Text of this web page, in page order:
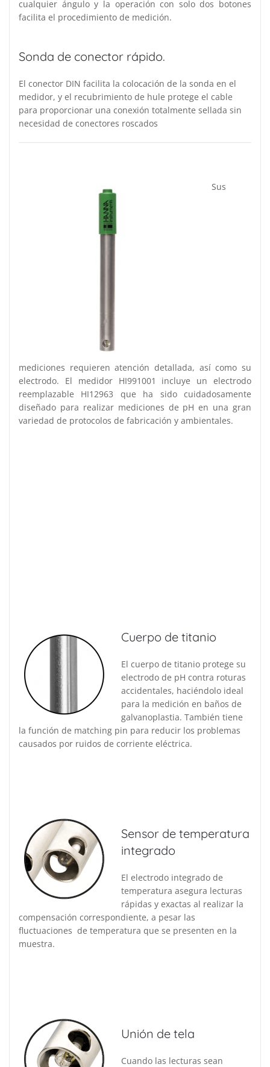
cualquier ángulo y la operación con solo dos botones
facilita el procedimiento de medición.
Sonda de conector rápido.
El conector DIN facilita la colocación de la sonda en el
medidor, y el recubrimiento de hule protege el cable
para proporcionar una conexión totalmente sellada sin
necesidad de conectores roscados
Sus
mediciones requieren atención detallada, así como su
electrodo. El medidor HI991001 incluye un electrodo
reemplazable HI12963 que ha sido cuidadosamente
diseñado para realizar mediciones de pH en una gran
variedad de protocolos de fabricación y ambientales.
Cuerpo de titanio
El cuerpo de titanio protege su
electrodo de pH contra roturas
accidentales, haciéndolo ideal
para la medición en baños de
galvanoplastia. También tiene
la función de matching pin para reducir los problemas
causados por ruidos de corriente eléctrica.
Sensor de temperatura
integrado
El electrodo integrado de
temperatura asegura lecturas
rápidas y exactas al realizar la
compensación correspondiente, a pesar las
fluctuaciones de temperatura que se presenten en la
muestra.
Unión de tela
Cuando las lecturas sean